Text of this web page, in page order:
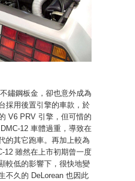
鏽鋼板金，卻也意外成為
採用後置引擎的車款，於
V6 PRV 引擎，但可惜的
12 車體過重，導致在
的其它跑車。再加上較為
12 雖然在上市初期曾一度
較低的影響下，很快地變
不久的 DeLorean 也因此